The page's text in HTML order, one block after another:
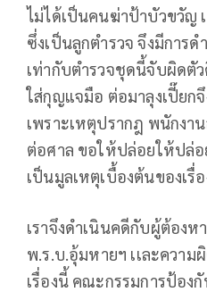
ไม่ได้เป็นคนฆ่าป้าบัวขวัญ
ซึ่งเป็นลูกตํารวจ จึงมีการ
เท่ากับตํารวจชุดนี้จับผิดตั
ใส่กุญแจมือ ต่อมาลุงเปี๊ยก
เพราะเหตุปรากฎ พนักงา
ต่อศาล ขอให้ปล่อยให้ปล่
เป็นมูลเหตุเบื้องต้นของเรื่อ
เราจึงดําเนินคดีกับผู้ต้อง
พ.ร.บ.อุ้มหายฯ เเละความ
เรื่องนี้ คณะกรรมการป้อง